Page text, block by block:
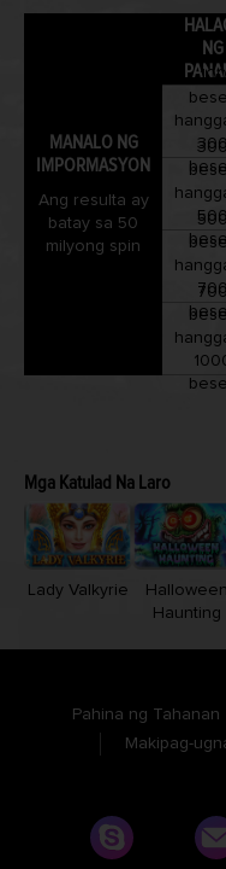
MANALO NG
IMPORMASYON
Ang resulta ay
batay sa 50
milyong spin
NG
100
300
300
500
500
700
700
Mga Katulad Na Laro
Lady Valkyrie
Halloween
Haunting
Pahina ng Tahanan
Makipag-